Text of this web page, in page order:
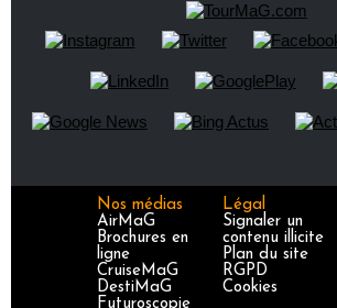
Nos médias
AirMaG
Brochures en
ligne
CruiseMaG
DestiMaG
Futuroscopie
Légal
Signaler un
contenu illicite
Plan du site
RGPD
Cookies